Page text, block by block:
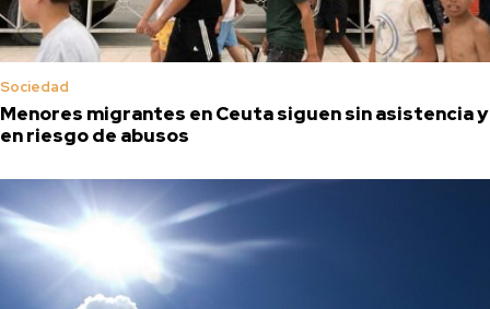
Sociedad
Menores migrantes en Ceuta siguen sin asistencia y
en riesgo de abusos